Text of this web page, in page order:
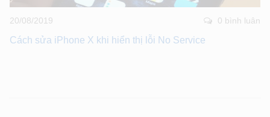
20/08/2019 0 bình luân
Cách sửa iPhone X khi hiển thị lỗi No Service